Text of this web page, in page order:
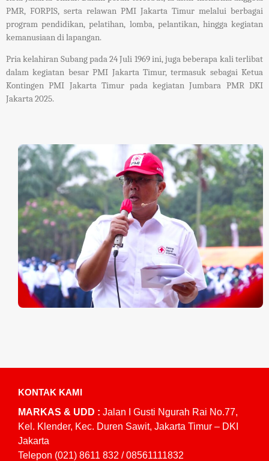
PMR, FORPIS, serta relawan PMI Jakarta Timur melalui berbagai
program pendidikan, pelatihan, lomba, pelantikan, hingga kegiatan
kemanusiaan di lapangan.
Pria kelahiran Subang pada 24 Juli 1969 ini, juga beberapa kali terlibat
dalam kegiatan besar PMI Jakarta Timur, termasuk sebagai Ketua
Kontingen PMI Jakarta Timur pada kegiatan Jumbara PMR DKI
Jakarta 2025.
KONTAK KAMI
MARKAS & UDD : Jalan I Gusti Ngurah Rai No.77,
Kel. Klender, Kec. Duren Sawit, Jakarta Timur – DKI
Jakarta
Telepon (021) 8611 832 / 08561111832